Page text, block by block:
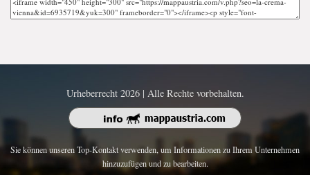
Urheberrecht 2026 | Alle Rechte vorbehalten.
Sie können unseren Top-Kontakt verwenden, um Informationen zu Ihrem Unternehmen
hinzuzufügen und zu bearbeiten.